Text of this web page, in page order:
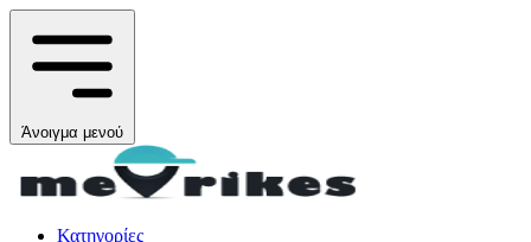
Άνοιγμα μενού
Κατηγορίες